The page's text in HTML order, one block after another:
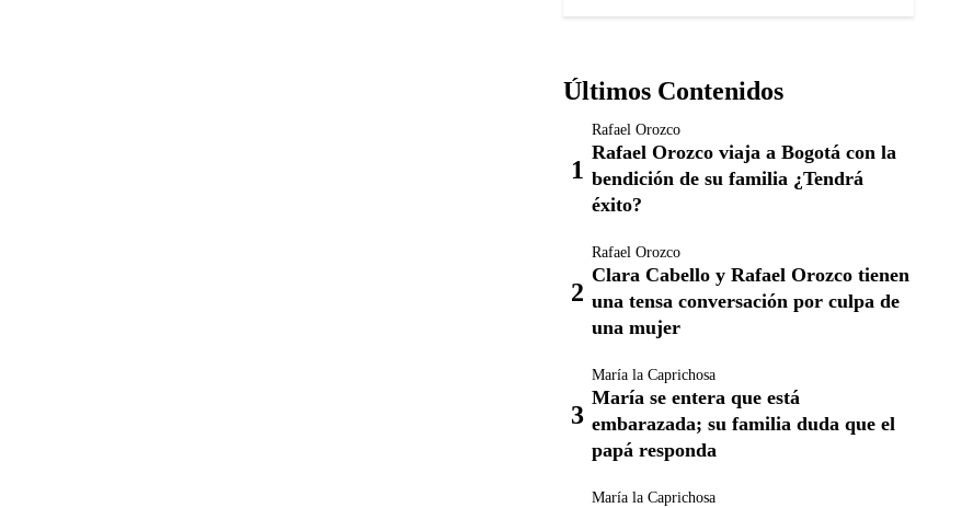
Últimos Contenidos
Rafael Orozco
Rafael Orozco viaja a Bogotá con la
bendición de su familia ¿Tendrá
éxito?
Rafael Orozco
Clara Cabello y Rafael Orozco tienen
una tensa conversación por culpa de
una mujer
María la Caprichosa
María se entera que está
embarazada; su familia duda que el
papá responda
María la Caprichosa